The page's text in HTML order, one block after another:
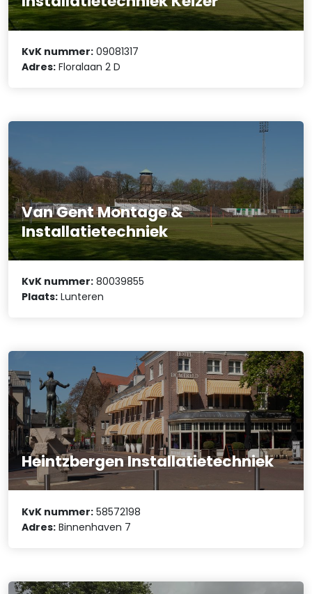
KvK nummer: 09081317
Adres: Floralaan 2 D
Van Gent Montage &
Installatietechniek
KvK nummer: 80039855
Plaats: Lunteren
Heintzbergen Installatietechniek
KvK nummer: 58572198
Adres: Binnenhaven 7